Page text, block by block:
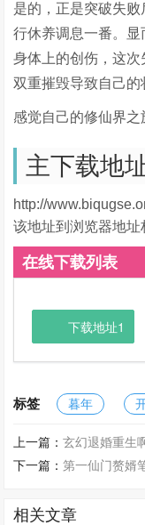
是的，正是突破失
行休养调息一番。
身体上的创伤，这
双重摧毁导致自己的
感觉自己的修仙界之
主下载地
http://
该地址到浏览器地址
在线下载列表
下载地址1
标签 暮年
上一篇：玄幻退婚重生
下一篇：第一仙门赘婿
相关文章